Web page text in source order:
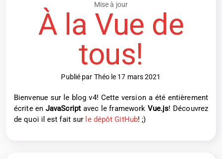
Mise à jour
À la Vue de
tous!
Publié par Théo le 17 mars 2021
Bienvenue sur le blog v4! Cette version a été entièrement
écrite en JavaScriptavec le framework Vue.js! Découvrez
de quoi il est fait sur le dépôt GitHub! ;)